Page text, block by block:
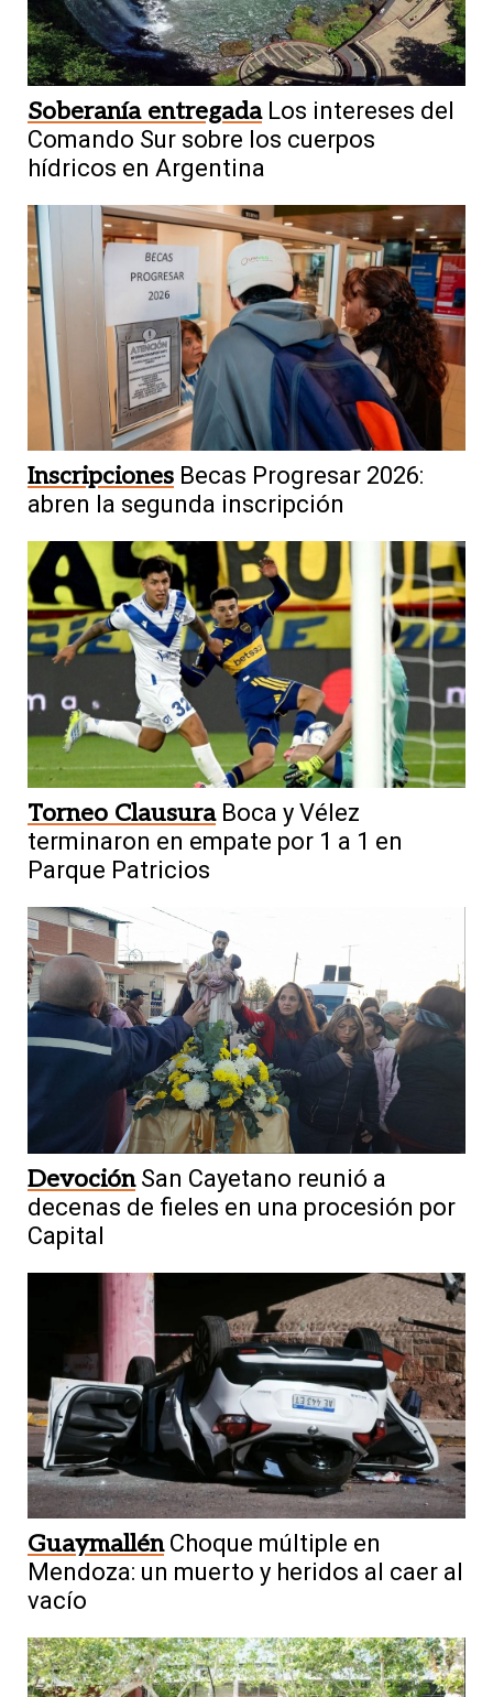
Soberanía entregada Los intereses del
Comando Sur sobre los cuerpos
hídricos en Argentina
Inscripciones Becas Progresar 2026:
abren la segunda inscripción
Torneo Clausura Boca y Vélez
terminaron en empate por 1 a 1 en
Parque Patricios
Devoción San Cayetano reunió a
decenas de fieles en una procesión por
Capital
Guaymallén Choque múltiple en
Mendoza: un muerto y heridos al caer al
vacío